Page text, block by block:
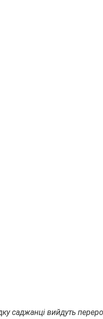
саджанці вийдуть